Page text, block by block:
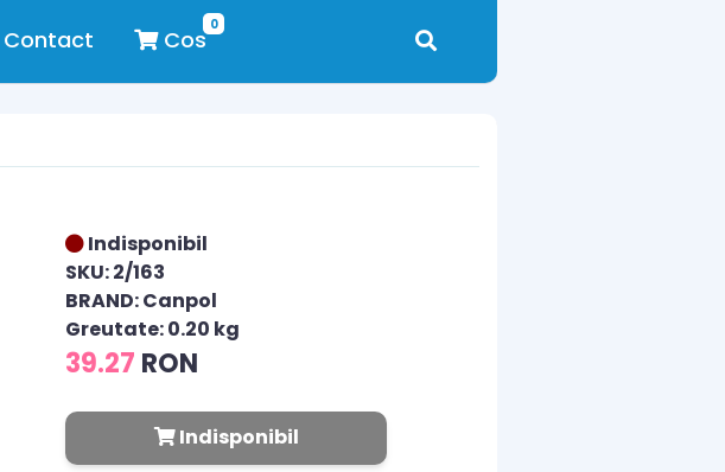
Contact
0
Cos
Indisponibil
SKU: 2/163
BRAND: Canpol
Greutate: 0.20 kg
39.27 RON
Indisponibil